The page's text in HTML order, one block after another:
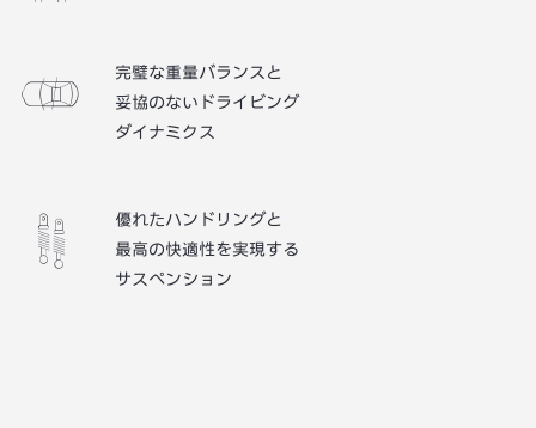
完璧な重量バランスと
妥協のないドライビング
ダイナミクス
優れたハンドリングと
最高の快適性を実現する
サスペンション